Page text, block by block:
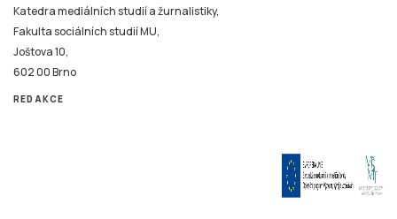
Katedra mediálních studií a žurnalistiky,
Fakulta sociálních studií MU,
Joštova 10,
602 00 Brno
REDAKCE